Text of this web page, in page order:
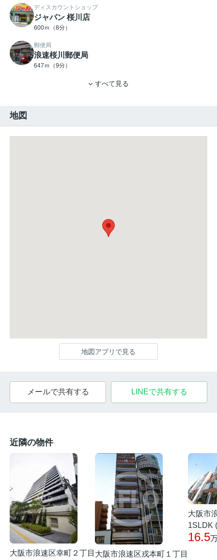
ディスカウントショップ
ジャパン 桜川店
600ｍ（8分）
郵便局
浪速桜川郵便局
647ｍ（9分）
すべて見る
地図
地図アプリで見る
メールで共有する LINEで共有する
近隣の物件
大阪市浪速区幸町２丁目 大阪市浪速区戎本町１丁目
大阪市
1SLDK
16.5